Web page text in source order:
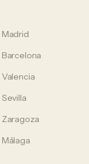
Madrid
Barcelona
Valencia
Sevilla
Zaragoza
Málaga